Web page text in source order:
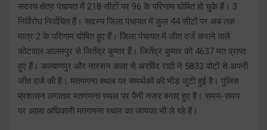
सदस्य क्षेत्र पंचायत में 218 सीटों पर 96 के परिणाम घोषित हो चुके हैं। 3
निर्विरोध निर्वाचित हैं। सदस्य जिला पंचायत में कुल 44 सीटों पर अब तक
मात्र 2 के परिणाम घोषित हुए हैं। जिला पंचायत में जीत दर्ज कराने वाले
कोटवाल आलमपुर से जितेंद्र कुमार हैं। जितेंद्र कुमार को 4637 मत प्राप्त
हुए हैं। कल्याणपुर और नारसन कला से अरविंद राठी ने 5833 वोटों से अपनी
जीत दर्ज की है। मतगणना स्थल पर समर्थकों की भीड़ जुटी हुई है। पुलिस
प्रशासन लगातार मतगणना स्थल पर पैनी नजर बनाए हुए है। समय-समय
पर आला अधिकारी मतगणना स्थल का जायजा भी ले रहे हैं।